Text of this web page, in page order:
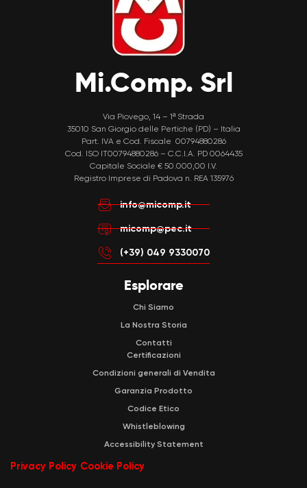
Mi.Comp. Srl
Via Piovego, 14 – 1ª Strada
35010 San Giorgio delle Pertiche (PD) – Italia
Part. IVA e Cod. Fiscale 00794880286
Cod. ISO IT00794880286 – C.C.I.A. PD 0064435
Capitale Sociale € 50.000,00 I.V.
Registro Imprese di Padova n. REA 135976
info@micomp.it
micomp@pec.it
(+39) 049 9330070
Esplorare
Chi Siamo
La Nostra Storia
Contatti
Certificazioni
Condizioni generali di Vendita
Garanzia Prodotto
Codice Etico
Whistleblowing
Accessibility Statement
Privacy Policy Cookie Policy